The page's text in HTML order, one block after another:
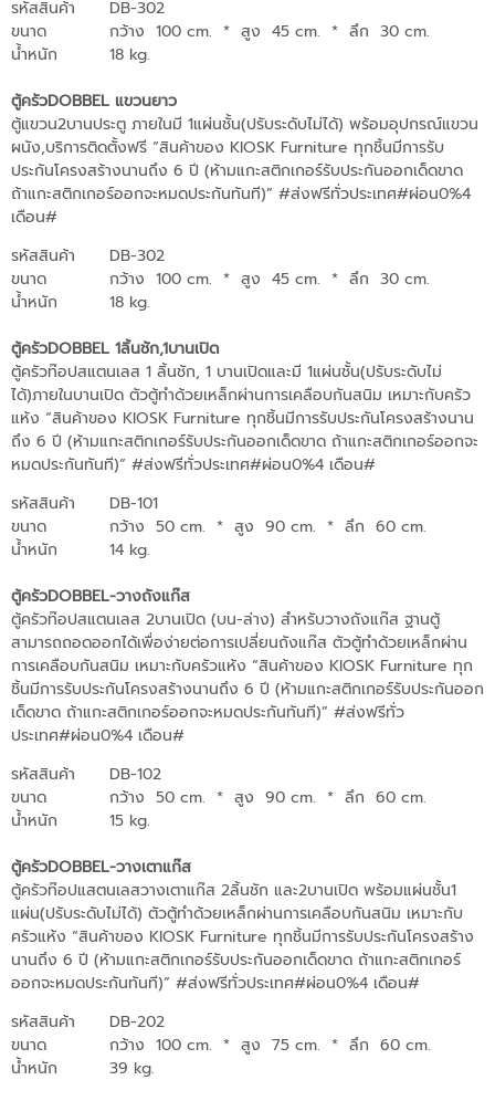
รหัสสินค้า
DB-302
ขนาด
กว้าง 100 cm. * สูง 45 cm. * ลึก 30 cm.
น้ำหนัก
18 kg.
ตู้ครัวDOBBEL แขวนยาว
ตู้แขวน2บานประตู ภายในมี 1แผ่นชั้น(ปรับระดับไม่ได้) พร้อมอุปกรณ์แขวน
ผนัง,บริการติดตั้งฟรี “สินค้าของ KIOSK Furniture ทุกชิ้นมีการรับ
ประกันโครงสร้างนานถึง 6 ปี (ห้ามแกะสติกเกอร์รับประกันออกเด็ดขาด
ถ้าแกะสติกเกอร์ออกจะหมดประกันทันที)” #ส่งฟรีทั่วประเทศ#ผ่อน0%4
เดือน#
รหัสสินค้า
DB-302
ขนาด
กว้าง 100 cm. * สูง 45 cm. * ลึก 30 cm.
น้ำหนัก
18 kg.
ตู้ครัวDOBBEL 1ลิ้นชัก,1บานเปิด
ตู้ครัวท๊อปสแตนเลส 1 ลิ้นชัก, 1 บานเปิดและมี 1แผ่นชั้น(ปรับระดับไม่
ได้)ภายในบานเปิด ตัวตู้ทำด้วยเหล็กผ่านการเคลือบกันสนิม เหมาะกับครัว
แห้ง “สินค้าของ KIOSK Furniture ทุกชิ้นมีการรับประกันโครงสร้างนาน
ถึง 6 ปี (ห้ามแกะสติกเกอร์รับประกันออกเด็ดขาด ถ้าแกะสติกเกอร์ออกจะ
หมดประกันทันที)” #ส่งฟรีทั่วประเทศ#ผ่อน0%4 เดือน#
รหัสสินค้า
DB-101
ขนาด
กว้าง 50 cm. * สูง 90 cm. * ลึก 60 cm.
น้ำหนัก
14 kg.
ตู้ครัวDOBBEL-วางถังแก๊ส
ตู้ครัวท๊อปสแตนเลส 2บานเปิด (บน-ล่าง) สำหรับวางถังแก๊ส ฐานตู้
สามารถถอดออกได้เพื่อง่ายต่อการเปลี่ยนถังแก๊ส ตัวตู้ทำด้วยเหล็กผ่าน
การเคลือบกันสนิม เหมาะกับครัวแห้ง “สินค้าของ KIOSK Furniture ทุก
ชิ้นมีการรับประกันโครงสร้างนานถึง 6 ปี (ห้ามแกะสติกเกอร์รับประกันออก
เด็ดขาด ถ้าแกะสติกเกอร์ออกจะหมดประกันทันที)” #ส่งฟรีทั่ว
ประเทศ#ผ่อน0%4 เดือน#
รหัสสินค้า
DB-102
ขนาด
กว้าง 50 cm. * สูง 90 cm. * ลึก 60 cm.
น้ำหนัก
15 kg.
ตู้ครัวDOBBEL-วางเตาแก๊ส
ตู้ครัวท๊อปแสตนเลสวางเตาแก๊ส 2ลิ้นชัก และ2บานเปิด พร้อมแผ่นชั้น1
แผ่น(ปรับระดับไม่ได้) ตัวตู้ทำด้วยเหล็กผ่านการเคลือบกันสนิม เหมาะกับ
ครัวแห้ง “สินค้าของ KIOSK Furniture ทุกชิ้นมีการรับประกันโครงสร้าง
นานถึง 6 ปี (ห้ามแกะสติกเกอร์รับประกันออกเด็ดขาด ถ้าแกะสติกเกอร์
ออกจะหมดประกันทันที)” #ส่งฟรีทั่วประเทศ#ผ่อน0%4 เดือน#
รหัสสินค้า
DB-202
ขนาด
กว้าง 100 cm. * สูง 75 cm. * ลึก 60 cm.
น้ำหนัก
39 kg.